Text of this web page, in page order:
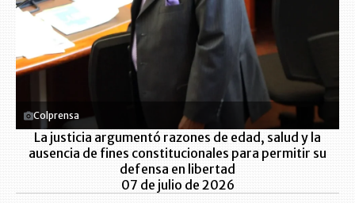
Colprensa
La justicia argumentó razones de edad, salud y la
ausencia de fines constitucionales para permitir su
defensa en libertad
07 de julio de 2026